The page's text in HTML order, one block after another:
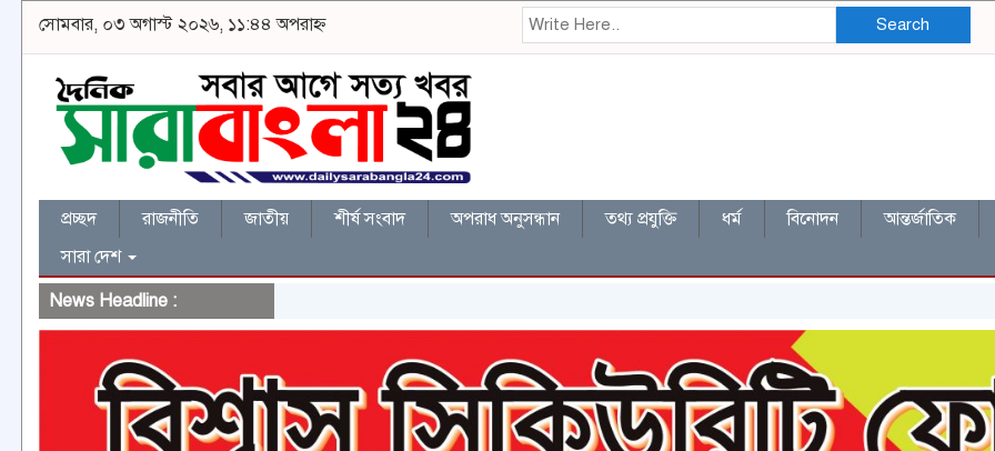
সোমবার, ০৩ অগাস্ট ২০২৬, ১১:৪৪ অপরাহ্ন Search
প্রচ্ছদ রাজনীতি জাতীয় শীর্ষ সংবাদ অপরাধ অনুসন্ধান তথ্য প্রযুক্তি ধর্ম বিনোদন আন্তর্জাতিক
সারা দেশ
News Headline :